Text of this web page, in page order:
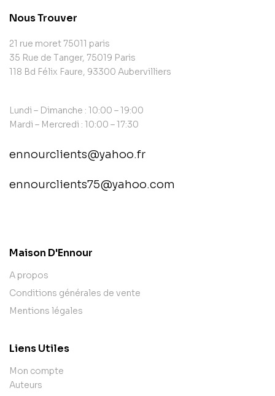
Nous Trouver
21 rue moret 75011 paris
35 Rue de Tanger, 75019 Paris
118 Bd Félix Faure, 93300 Aubervilliers
Lundi – Dimanche : 10:00 – 19:00
Mardi – Mercredi : 10:00 – 17:30
ennourclients@yahoo.fr
ennourclients75@yahoo.com
Maison D'Ennour
A propos
Conditions générales de vente
Mentions légales
Liens Utiles
Mon compte
Auteurs